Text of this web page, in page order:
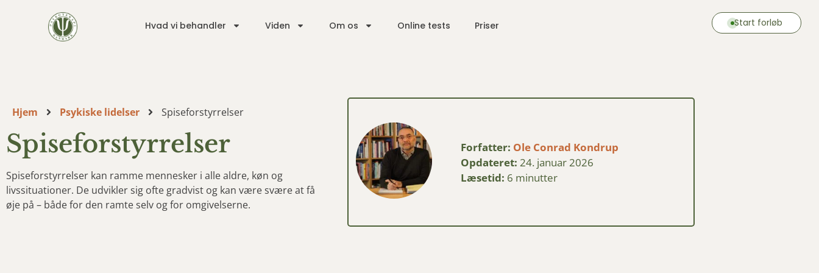
Hvad vi behandler Viden Om os Online tests Priser Start forløb
Hjem Psykiske lidelser Spiseforstyrrelser
Spiseforstyrrelser
Spiseforstyrrelser kan ramme mennesker i alle aldre, køn og
livssituationer. De udvikler sig ofte gradvist og kan være svære at få
øje på – både for den ramte selv og for omgivelserne.
Forfatter: Ole Conrad Kondrup
Opdateret: 24. januar 2026
Læsetid: 6 minutter